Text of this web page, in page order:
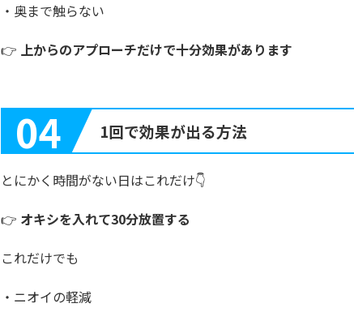
・奥まで触らない
👉 上からのアプローチだけで十分効果があります
04 1回で効果が出る方法
とにかく時間がない日はこれだけ👇
👉 オキシを入れて30分放置する
これだけでも
・ニオイの軽減